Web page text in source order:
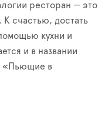
ресторан — это
К счастью, достать
кухни и
и в названии
«Пьющие в